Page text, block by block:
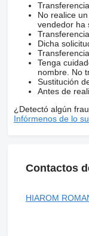
No realice
vendedor ha
Dicha
Tenga
nombre. No
Sustitución
Antes de
¿Detectó algún
Infórmenos de lo
Contactos
HIAROM